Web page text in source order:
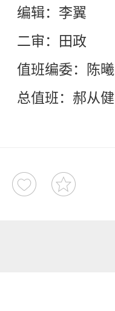
编辑：李翼
二审：田政
值班编委：陈曦
总值班：郝从健